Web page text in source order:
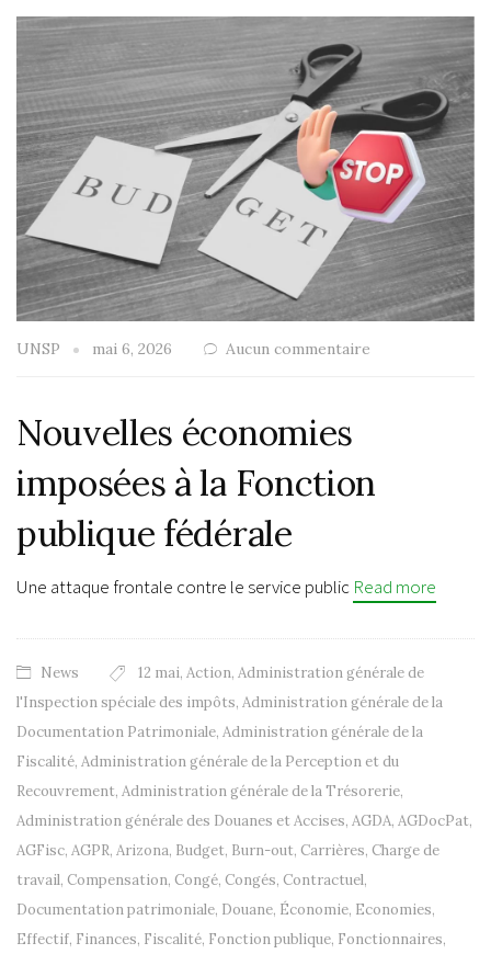
UNSP mai 6, 2026 Aucun commentaire
Nouvelles économies
imposées à la Fonction
publique fédérale
Une attaque frontale contre le service public Read more
News 12 mai, Action, Administration générale de
l'Inspection spéciale des impôts, Administration générale de la
Documentation Patrimoniale, Administration générale de la
Fiscalité, Administration générale de la Perception et du
Recouvrement, Administration générale de la Trésorerie,
Administration générale des Douanes et Accises, AGDA, AGDocPat,
AGFisc, AGPR, Arizona, Budget, Burn-out, Carrières, Charge de
travail, Compensation, Congé, Congés, Contractuel,
Documentation patrimoniale, Douane, Économie, Economies,
Effectif, Finances, Fiscalité, Fonction publique, Fonctionnaires,